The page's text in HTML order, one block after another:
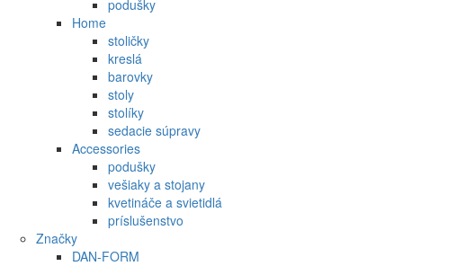
podušky
Home
stoličky
kreslá
barovky
stoly
stolíky
sedacie súpravy
Accessories
podušky
vešiaky a stojany
kvetináče a svietidlá
príslušenstvo
Značky
DAN-FORM